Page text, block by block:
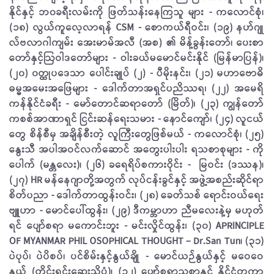
နိုင်နှင့် ဘ၀ခရီးလမ်းကို ဖြတ်သန်းနေကြသူ များ - ကလောင်စုံ၊
(၁၈) လွယ်ကူလေ့လာရန် CSM - စောကယ်ရီဝင်း၊ (၁၉) နဟ်ဂျု
လ်ဗလာဂါကျမ်း အေးမာမ်အလီ (အစ) ၏ မိန့်ခွန်းတော်၊ ပေးစာ
တော်နှင့်ဩဝါဒတော်များ - ဝါးခယ်မမောင်မင်းနိုင် (မြန်မာပြန်)၊
(၂၀) ၀တ္ထုပဒေသာ ပေါင်းချုပ် (၂) - ပီမိုးနင်း၊ (၂၁) မဟာဗောဓိ
ဓမ္မအမေးအဖြေများ - ဒေါက်တာအရှင်ပညိဿရ၊ (၂၂) အမေရိ
ကန်နိုင်ငံခရီး - မော်တောင်ဆရာတော် (မြိတ်)၊ (၂၃) ကျွန်တော်
ကစစ်အာဏာရှင် ငြင်းဆန်ရေးသမား - နောင်ကျော်၊ (၂၄) လူငယ်
တွေ စိန်စီမှ အချိန်စီးတဲ့ လူကြီးတွေဖြစ်မယ် - ကလောင်စုံ၊ (၂၅)
နွေးသီ အပါအဝင်လက်ဆောင် အတွေးပါးပါး ရသစာစုများ - ကို
ပေါက် (မန္တလေး)၊ (၂၆) ခရေရိပ်စကားဝိုင်း - မြဝင်း (ဒဿန)၊
(၂၇) HR မန်နေဂျာတို့အတွက် လုပ်ငန်းခွင်နှင့် အဖွဲ့အစည်းဆိုင်ရာ
စိတ်ပညာ - ဒေါက်တာထွန်းဝင်း၊ (၂၈) ခေတ်သစ် ရောင်းဝယ်ရေး
ဗျူဟာ - မောင်ပေါ်ထွန်း၊ (၂၉) ဒီကမ္ဘာဟာ ညီမလေးနဲ့မှ မဟုတ်
ရင် ပျော်စရာ မကောင်းဘူး - မင်းလှိုင်ထွန်း၊ (၃၀) APRINCIPLE
OF MYANMAR PHIL OSOPHICAL THOUGHT – Dr.San Tun၊ (၃၁)
ပဲပုပ်၊ ပဲပိစပ်၊ ပင်စိမ်းနှင့်နွယ်ချို - မောင်ယဉ်နွယ်နှင့် မဝေဝေ